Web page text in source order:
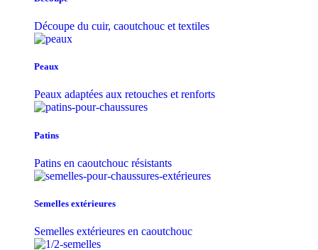
Découpe du cuir, caoutchouc et textiles
Peaux
Peaux adaptées aux retouches et renforts
Patins
Patins en caoutchouc résistants
Semelles extérieures
Semelles extérieures en caoutchouc